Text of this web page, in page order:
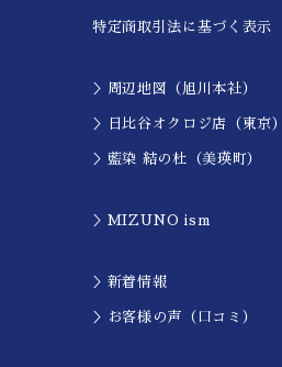
特定商取引法に基づく表示
＞周辺地図（旭川本社）
＞日比谷オクロジ店（東京）
＞藍染 結の杜（美瑛町）
＞MIZUNO ism
＞新着情報
＞お客様の声（口コミ）